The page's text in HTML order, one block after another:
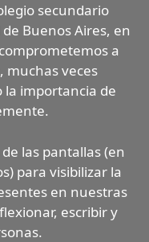
secundario
Buenos Aires, en
a
muchas veces
importancia de
las pantallas (en
para visibilizar la
en nuestras
escribir y